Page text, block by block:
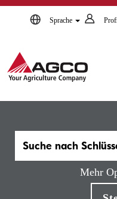
Sprache
Mehr